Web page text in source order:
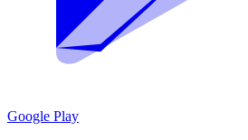
Google Play